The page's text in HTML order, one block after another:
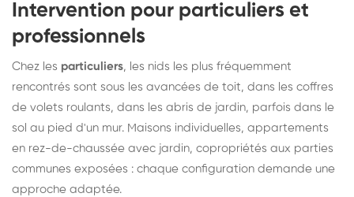
Intervention pour particuliers et
professionnels
Chez les particuliers, les nids les plus fréquemment
rencontrés sont sous les avancées de toit, dans les coffres
de volets roulants, dans les abris de jardin, parfois dans le
sol au pied d'un mur. Maisons individuelles, appartements
en rez-de-chaussée avec jardin, copropriétés aux parties
communes exposées : chaque configuration demande une
approche adaptée.